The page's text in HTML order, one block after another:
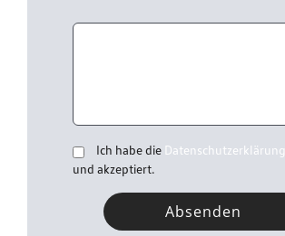
Ich habe die Datenschutzerklärung
und akzeptiert.
Absenden